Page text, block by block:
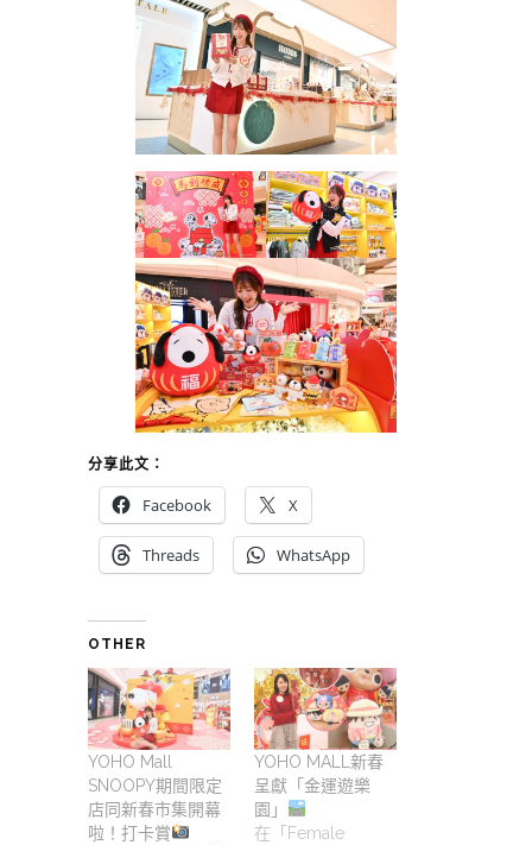
分享此文：
Facebook X
Threads WhatsApp
OTHER
YOHO Mall
SNOOPY期間限定
店同新春市集開幕
啦！打卡賞
YOHO MALL新春
呈獻「金運遊樂
園」
在「Female